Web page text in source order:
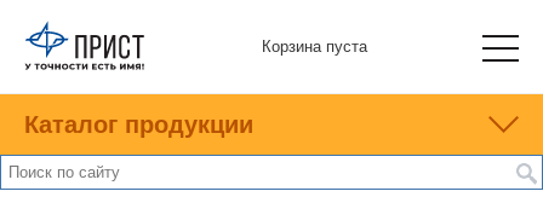
Корзина пуста
Каталог продукции